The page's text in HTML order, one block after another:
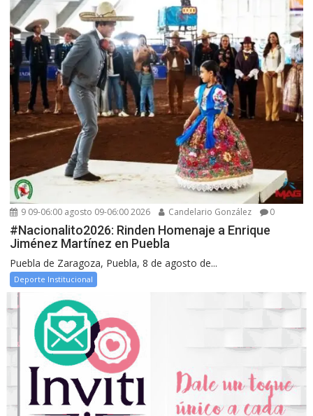
9 09-06:00 agosto 09-06:00 2026 Candelario González 0
#Nacionalito2026: Rinden Homenaje a Enrique
Jiménez Martínez en Puebla
Puebla de Zaragoza, Puebla, 8 de agosto de...
Deporte Institucional